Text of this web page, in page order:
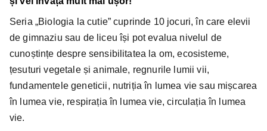
Seria „Biologia la cutie” cuprinde 10 jocuri, în care elevii
de gimnaziu sau de liceu își pot evalua nivelul de
cunoștințe despre sensibilitatea la om, ecosisteme,
țesuturi vegetale și animale, regnurile lumii vii,
fundamentele geneticii, nutriția în lumea vie sau mișcarea
în lumea vie, respirația în lumea vie, circulația în lumea
vie.